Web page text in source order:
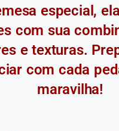
especial,
com sua
e texturas.
com cada
maravilha!